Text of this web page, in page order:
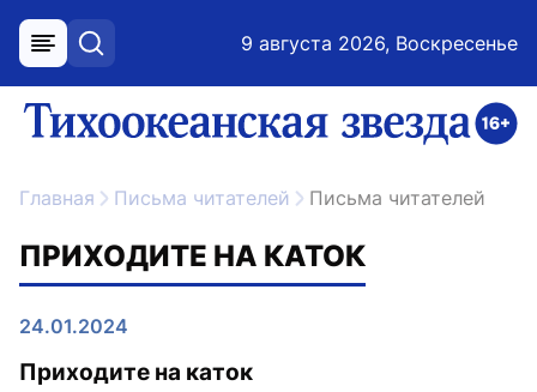
меню поиск 9 августа 2026, Воскресенье
ссылка на главную
Главная Письма читателей Письма читателей
ПРИХОДИТЕ НА КАТОК
24.01.2024
Приходите на каток